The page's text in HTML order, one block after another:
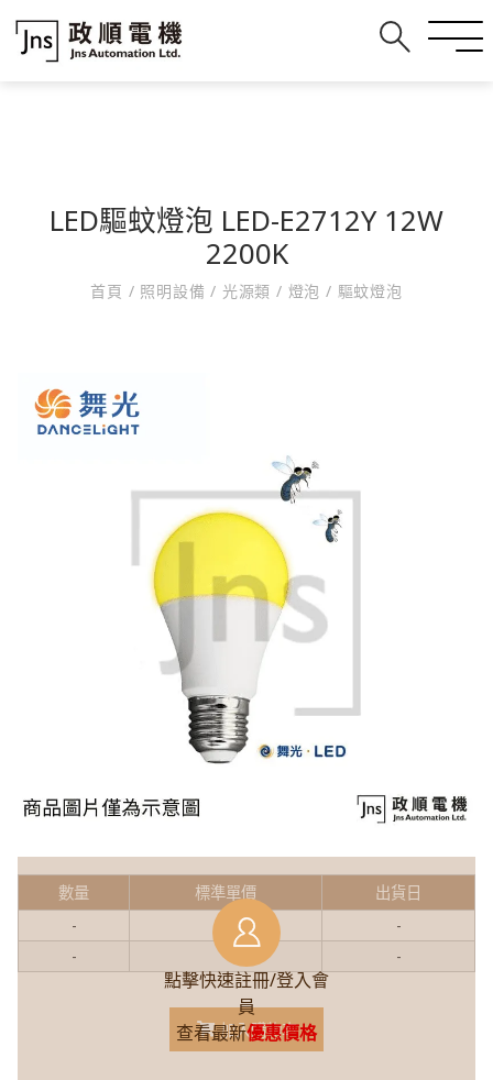
LED驅蚊燈泡 LED-E2712Y 12W
2200K
首頁 / 照明設備/ 光源類 / 燈泡/ 驅蚊燈泡
點擊快速註冊/登入會
員
查看最新優惠價格
數量 標準單價
出貨日
-
-
-
- -
加入購物車